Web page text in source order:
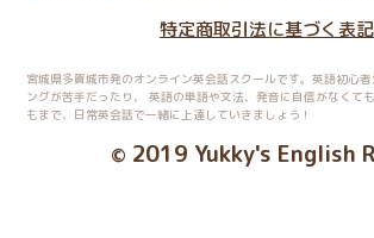
特定商取引法に基づく表記
宮城県多賀城市発のオンライン英会話スクールです。英語初心
ングが苦手だったり、
英語の単語や文法、発音に自信がなくて
もまで、日常英会話で一緒に上達していきましょう！
© 2019 Yukky's English